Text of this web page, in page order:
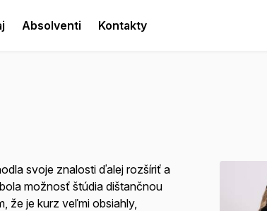
Absolventi Kontakty
svoje znalosti ďalej rozšíriť a
možnosť štúdia dištančnou
že je kurz veľmi obsiahly,